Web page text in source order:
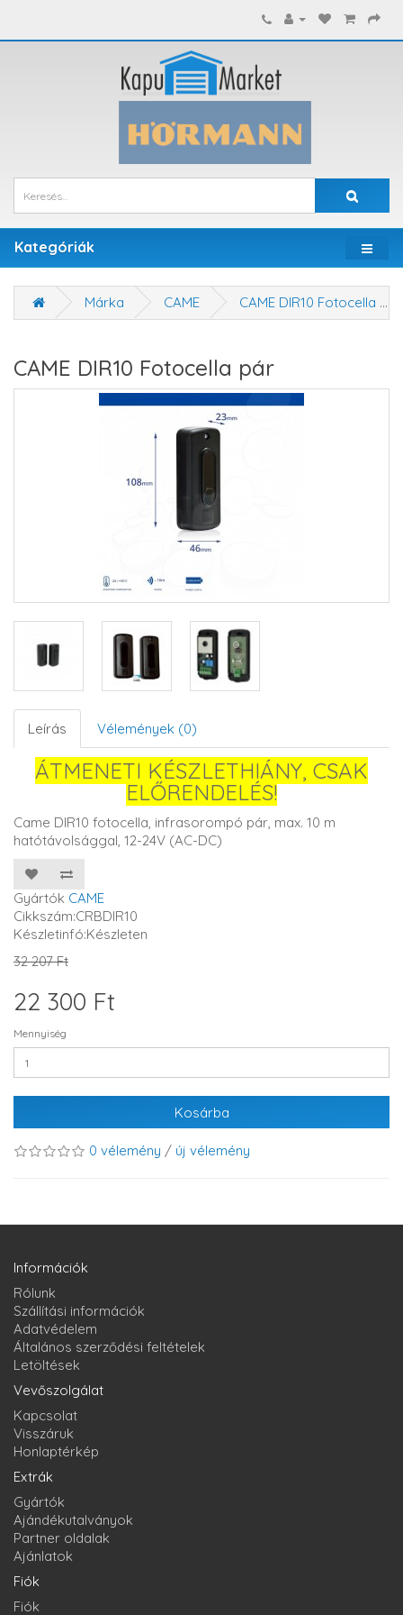
Kategóriák
Márka CAME CAME DIR10 Fotocella pár
CAME DIR10 Fotocella pár
Leírás Vélemények (0)
ÁTMENETI KÉSZLETHIÁNY, CSAK
ELŐRENDELÉS!
Came DIR10 fotocella, infrasorompó pár, max. 10 m
hatótávolsággal, 12-24V (AC-DC)
Gyártók CAME
Cikkszám:CRBDIR10
Készletinfó:Készleten
32 207 Ft
22 300 Ft
Mennyiség
Kosárba
0 vélemény / új vélemény
Információk
Rólunk
Szállítási információk
Adatvédelem
Általános szerződési feltételek
Letöltések
Vevőszolgálat
Kapcsolat
Visszáruk
Honlaptérkép
Extrák
Gyártók
Ajándékutalványok
Partner oldalak
Ajánlatok
Fiók
Fiók